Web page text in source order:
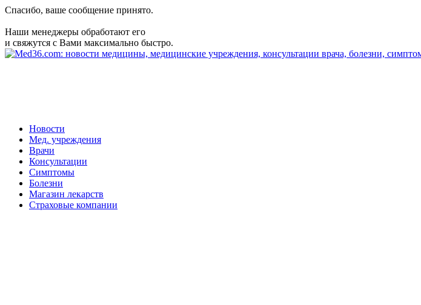
Спасибо, ваше сообщение принято.
Наши менеджеры обработают его
и свяжутся с Вами максимально быстро.
Новости
Мед. учреждения
Врачи
Консультации
Симптомы
Болезни
Магазин лекарств
Страховые компании